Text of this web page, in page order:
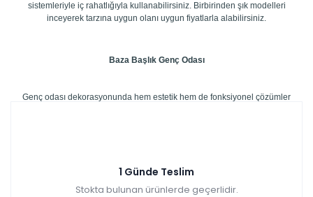
sistemleriyle iç rahatlığıyla kullanabilirsiniz. Birbirinden şık modelleri
inceyerek tarzına uygun olanı uygun fiyatlarla alabilirsiniz.
Baza Başlık Genç Odası
Genç odası dekorasyonunda hem estetik hem de fonksiyonel çözümler
seçimle, hem konforlu hem de trend bir yaşam alanı yaratmak mümkün olur.
1 Günde Teslim
Stokta bulunan ürünlerde geçerlidir.